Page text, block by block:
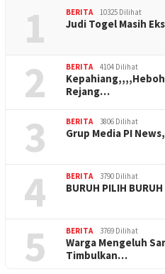
1 BERITA 10325 Dilihat
Judi Togel Masih
2 BERITA 4104 Dilihat
Rejang…
3 BERITA 3806 Dilihat
Grup Media PI
4 BERITA 3790 Dilihat
BURUH PILIH BURUH
5 BERITA 3769 Dilihat
Warga Mengeluh
Timbulkan…